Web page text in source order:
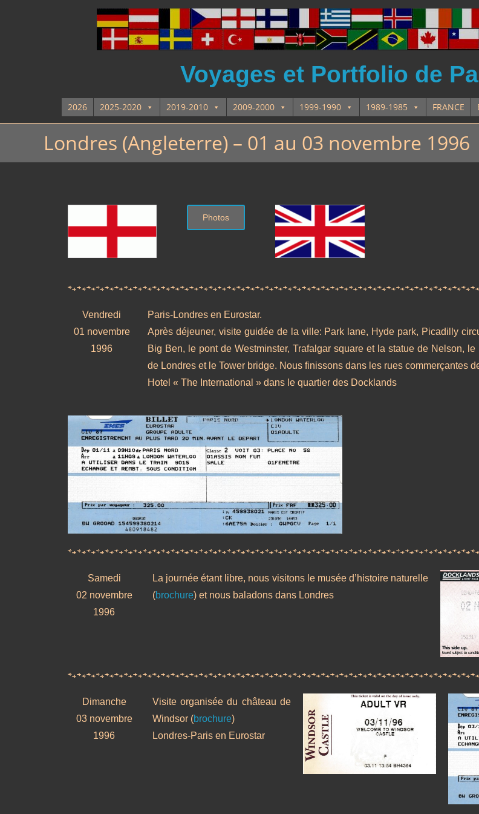
Voyages et Portfolio de
2026 2025-2020 2019-2010 2009-2000 1999-1990 1989-1985 FRANCE
Londres (Angleterre) – 01 au 03 novembre 1996
Photos
Vendredi
01 novembre
1996
Paris-Londres en Eurostar.
Après déjeuner, visite guidée de la ville: Park lane, Hyde park, Picadilly
Big Ben, le pont de Westminster, Trafalgar square et la statue de Nelson,
de Londres et le Tower bridge. Nous finissons dans les rues commerçantes
Hotel « The International » dans le quartier des Docklands
Samedi
02 novembre
1996
La journée étant libre, nous visitons le musée d’histoire naturelle
(brochure) et nous baladons dans Londres
Dimanche
03 novembre
1996
Visite organisée du château de
Windsor (brochure)
Londres-Paris en Eurostar